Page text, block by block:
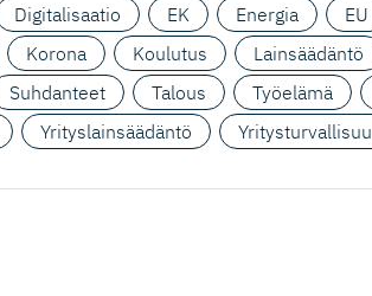
Digitalisaatio EK Energia EU
Korona Koulutus Lainsäädäntö
Suhdanteet Talous Työelämä
Yrityslainsäädäntö